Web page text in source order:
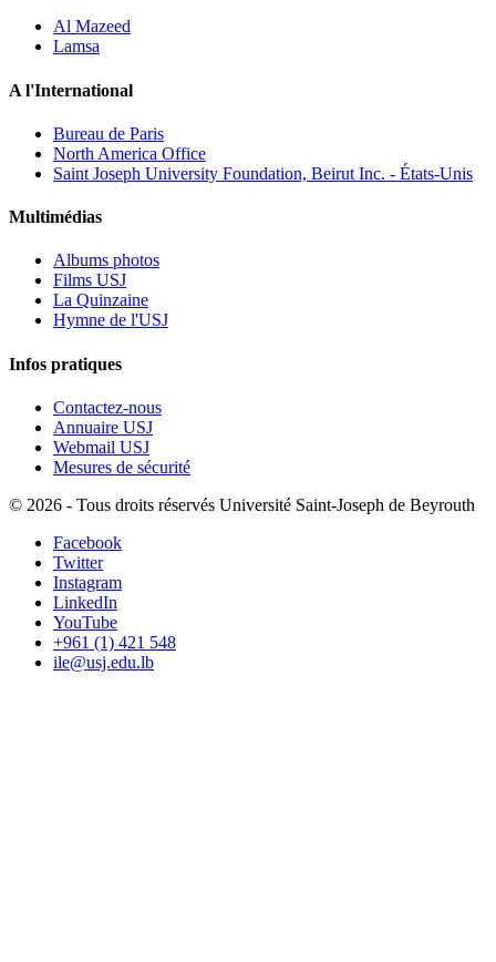
Al Mazeed
Lamsa
A l'International
Bureau de Paris
North America Office
Saint Joseph University Foundation, Beirut Inc. - États-Unis
Multimédias
Albums photos
Films USJ
La Quinzaine
Hymne de l'USJ
Infos pratiques
Contactez-nous
Annuaire USJ
Webmail USJ
Mesures de sécurité
© 2026 - Tous droits réservés Université Saint-Joseph de Beyrouth
Facebook
Twitter
Instagram
LinkedIn
YouTube
+961 (1) 421 548
ile@usj.edu.lb